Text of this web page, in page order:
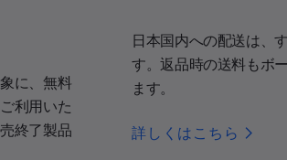
に、無料
利用いた
終了製品
日本国内への配送は、
す。返品時の送料もボ
ます。
詳しくはこちら